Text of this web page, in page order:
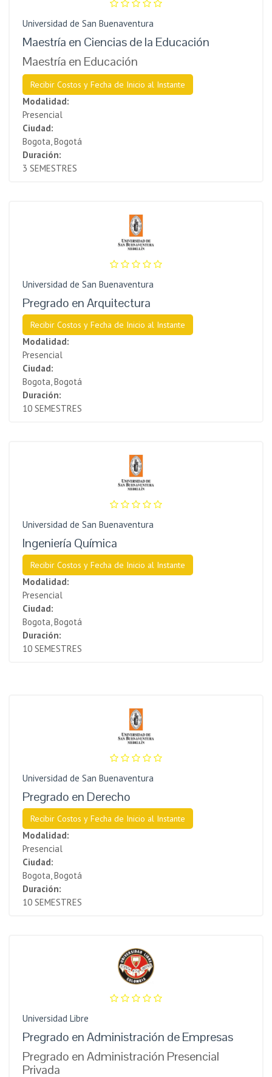
Universidad de San Buenaventura
Maestría en Ciencias de la Educación
Maestría en Educación
Recibir Costos y Fecha de Inicio al Instante
Modalidad:
Presencial
Ciudad:
Bogota, Bogotá
Duración:
3 SEMESTRES
Universidad de San Buenaventura
Pregrado en Arquitectura
Recibir Costos y Fecha de Inicio al Instante
Modalidad:
Presencial
Ciudad:
Bogota, Bogotá
Duración:
10 SEMESTRES
Universidad de San Buenaventura
Ingeniería Química
Recibir Costos y Fecha de Inicio al Instante
Modalidad:
Presencial
Ciudad:
Bogota, Bogotá
Duración:
10 SEMESTRES
Universidad de San Buenaventura
Pregrado en Derecho
Recibir Costos y Fecha de Inicio al Instante
Modalidad:
Presencial
Ciudad:
Bogota, Bogotá
Duración:
10 SEMESTRES
Universidad Libre
Pregrado en Administración de Empresas
Pregrado en Administración Presencial
Privada